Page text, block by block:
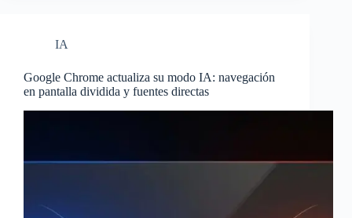
IA
Google Chrome actualiza su modo IA: navegación
en pantalla dividida y fuentes directas